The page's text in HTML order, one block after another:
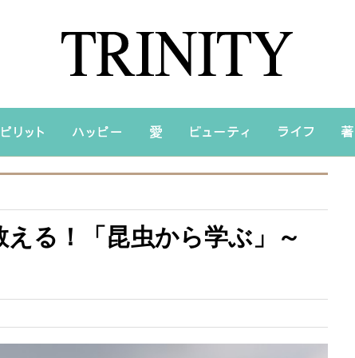
る！「昆虫から学ぶ」～